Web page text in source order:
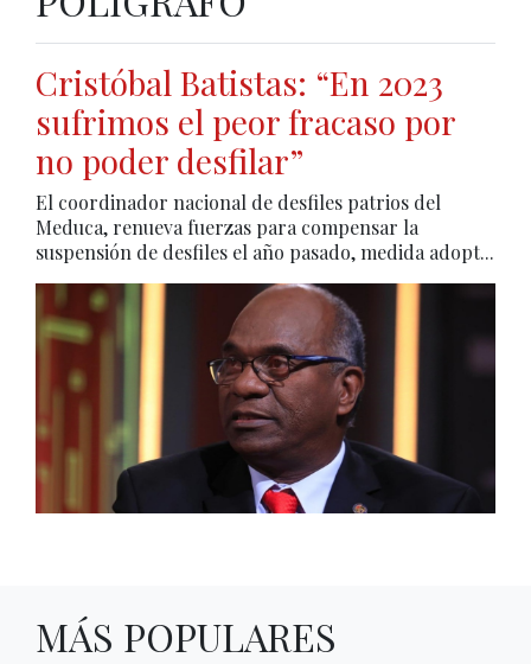
Cristóbal Batistas: “En 2023
sufrimos el peor fracaso por
no poder desfilar”
El coordinador nacional de desfiles patrios del
Meduca, renueva fuerzas para compensar la
suspensión de desfiles el año pasado, medida adopt...
MÁS POPULARES